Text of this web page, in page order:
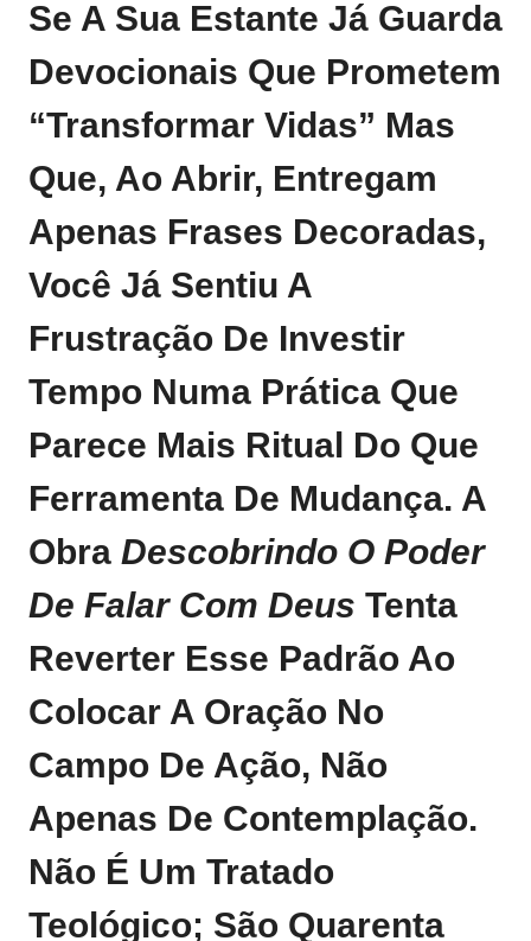
Se A Sua Estante Já Guarda
Devocionais Que Prometem
“transformar Vidas” Mas
Que, Ao Abrir, Entregam
Apenas Frases Decoradas,
Você Já Sentiu A
Frustração De Investir
Tempo Numa Prática Que
Parece Mais Ritual Do Que
Ferramenta De Mudança. A
Obra Descobrindo O Poder
De Falar Com Deus Tenta
Reverter Esse Padrão Ao
Colocar A Oração No
Campo De Ação, Não
Apenas De Contemplação.
Não É Um Tratado
Teológico; São Quarenta